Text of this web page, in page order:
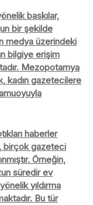
baskılar,
bir şekilde
medya üzerindeki
bilgiye erişim
Mezopotamya
kadın gazetecilere
haberler
birçok gazeteci
Örneğin,
süredir ev
yıldırma
Bu tür